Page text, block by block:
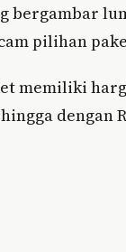
bergambar
pilihan
memiliki
dengan